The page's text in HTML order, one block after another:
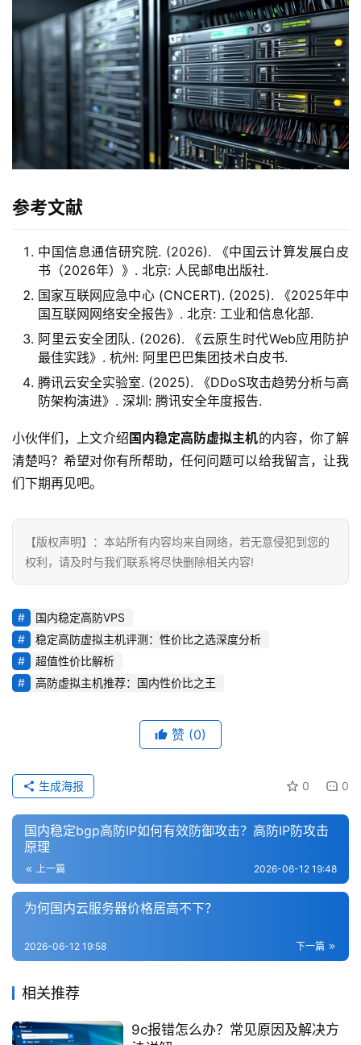
参考文献
中国信息通信研究院. (2026). 《中国云计算发展白皮
书（2026年）》. 北京: 人民邮电出版社.
国家互联网应急中心 (CNCERT). (2025). 《2025年中
国互联网网络安全报告》. 北京: 工业和信息化部.
阿里云安全团队. (2026). 《云原生时代Web应用防护
最佳实践》. 杭州: 阿里巴巴集团技术白皮书.
腾讯云安全实验室. (2025). 《DDoS攻击趋势分析与高
防架构演进》. 深圳: 腾讯安全年度报告.
小伙伴们，上文介绍国内稳定高防虚拟主机的内容，你了解
清楚吗？希望对你有所帮助，任何问题可以给我留言，让我
们下期再见吧。
【版权声明】：本站所有内容均来自网络，若无意侵犯到您的
权利，请及时与我们联系将尽快删除相关内容!
国内稳定高防VPS
稳定高防虚拟主机评测：性价比之选深度分析
超值性价比解析
高防虚拟主机推荐：国内性价比之王
赞 (0)
0 0
生成海报
国内稳定bgp高防IP如何有效防御攻击？高防IP防攻击
原理
上一篇 2026-06-12 19:48
为何国内云服务器价格居高不下？
下一篇
2026-06-12 19:58
相关推荐
9c报错怎么办？常见原因及解决方